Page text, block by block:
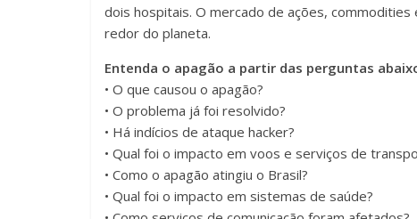
dois hospitais. O mercado de ações,
redor do planeta.
Entenda o apagão a partir das perguntas
• O que causou o apagão?
• O problema já foi resolvido?
• Há indícios de ataque hacker?
• Qual foi o impacto em voos e serviços de
• Como o apagão atingiu o Brasil?
• Qual foi o impacto em sistemas de saúde?